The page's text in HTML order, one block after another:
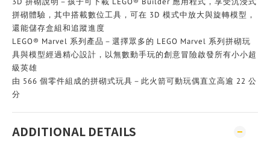
拼砌體驗，其中搭載數位工具，可在 3D 模式中放大與旋轉模型，
還能儲存盒組和追蹤進度
LEGO® Marvel 系列產品－選擇眾多的 LEGO Marvel 系列拼砌玩
具與模型經過精心設計，以無數動手玩的創意冒險啟發所有小小超
級英雄
由 566 個零件組成的拼砌式玩具－此火箭可動玩偶直立高逾 22 公
分
ADDITIONAL DETAILS